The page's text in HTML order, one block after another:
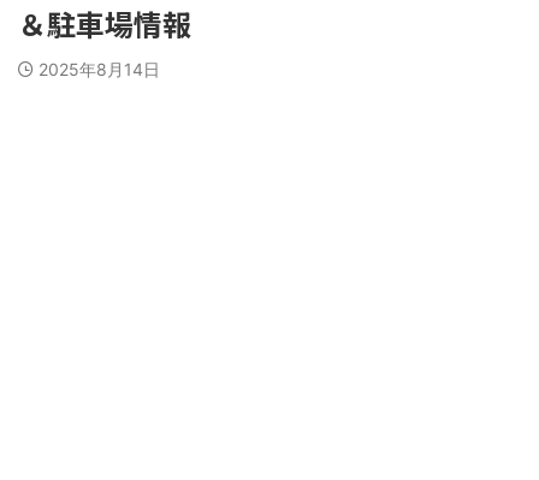
＆駐車場情報
2025年8月14日